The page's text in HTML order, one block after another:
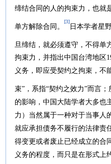
缔结合同的人的拘束力，也就
单方解除合同。
[3]
日本学者星
旦缔结，就必须遵守，不得单
拘束力，并指出中国台湾地区
义务，即应受契约之拘束，不
束”，系指“契约之效力”而言
的影响，中国大陆学者大多也
力）当然属于一种对于当事人
就应承担债务不履行的法律责
得变更或者废止已经成立的合
义务的程度，而只是在形式上